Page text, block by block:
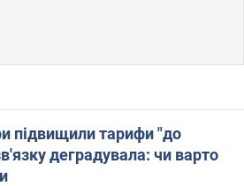
підвищили тарифи "до
деградувала: чи варто